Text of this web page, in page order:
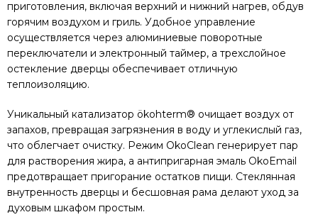
приготовления, включая верхний и нижний нагрев, обдув
горячим воздухом и гриль. Удобное управление
осуществляется через алюминиевые поворотные
переключатели и электронный таймер, а трехслойное
остекление дверцы обеспечивает отличную
теплоизоляцию.
Уникальный катализатор ökohterm® очищает воздух от
запахов, превращая загрязнения в воду и углекислый газ,
что облегчает очистку. Режим OkoClean генерирует пар
для растворения жира, а антипригарная эмаль OkoEmail
предотвращает пригорание остатков пищи. Стеклянная
внутренность дверцы и бесшовная рама делают уход за
духовым шкафом простым.